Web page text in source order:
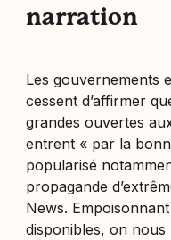
narration
Les gouvernements
cessent d’affirmer
grandes ouvertes
entrent « par la
popularisé
propagande
News.
disponibles, on nous